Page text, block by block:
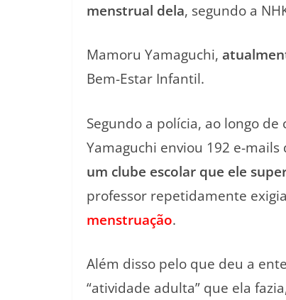
menstrual dela, segundo a
Mamoru Yamaguchi,
Bem-Estar Infantil.
Segundo a polícia, ao longo
Yamaguchi enviou 192 e-
um clube escolar que ele
professor repetidamente
menstruação.
Além disso pelo que deu a
“atividade adulta” que ela